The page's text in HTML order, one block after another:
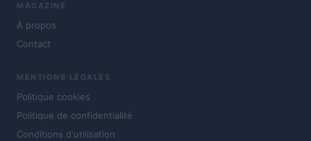
MAGAZINE
À propos
Contact
MENTIONS LÉGALES
Politique cookies
Politique de confidentialité
Conditions d'utilisation